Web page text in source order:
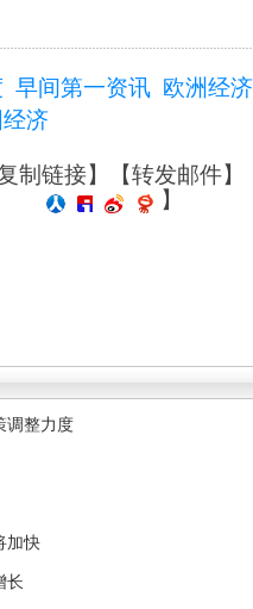
早间第一资讯 欧洲经济
济
制链接】【转发邮件】
】
调整力度
加快
长